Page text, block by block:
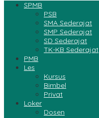
SPMB
PSB
SMA Sederajat
SMP Sederajat
SD Sederajat
TK-KB Sederajat
PMB
Les
Kursus
Bimbel
Privat
Loker
Dosen